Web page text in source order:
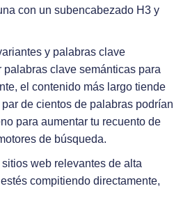
con un subencabezado H3 y
y palabras clave
clave semánticas para
el contenido más largo tiende
de cientos de palabras podrían
para aumentar tu recuento de
de búsqueda.
web relevantes de alta
compitiendo directamente,